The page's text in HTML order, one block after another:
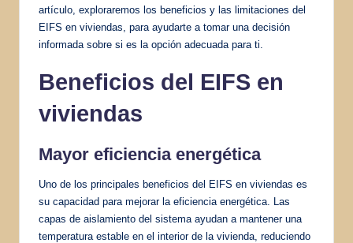
artículo, exploraremos los beneficios y las limitaciones del
EIFS en viviendas, para ayudarte a tomar una decisión
informada sobre si es la opción adecuada para ti.
Beneficios del EIFS en
viviendas
Mayor eficiencia energética
Uno de los principales beneficios del EIFS en viviendas es
su capacidad para mejorar la eficiencia energética. Las
capas de aislamiento del sistema ayudan a mantener una
temperatura estable en el interior de la vivienda, reduciendo